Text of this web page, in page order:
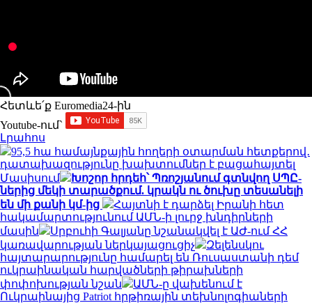
Հետևե՛ք Euromedia24-ին
Youtube-ում`
Լրահոս
95,5 հա համայնքային հողերի օտարման հետքերով․
դատախազությունը խախտումներ է բացահայտել
Մասիսում
Խոշոր հրդեհ՝ Պռոշյանում գտնվող ՍՊԸ-
ներից մեկի տարածքում. կրակն ու ծուխը տեսանելի
են մի քանի կմ-ից
Հայտնի է դարձել Իրանի հետ
հակամարտությունում ԱՄՆ-ի լուրջ խնդիրների
մասին
Սրբուհի Գալյանը նշանակվել է ԱԺ-ում ՀՀ
կառավարության ներկայացուցիչ
Զելենսկու
հայտարարությունը համարել են Ռուսաստանի դեմ
ուկրաինական հարվածների թիրախների
փոփոխության նշան
ԱՄՆ-ը վախենում է
Ուկրաինայից Patriot հրթիռային տեխնոլոգիաների